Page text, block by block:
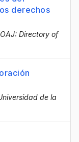
derechos
Directory of
de la